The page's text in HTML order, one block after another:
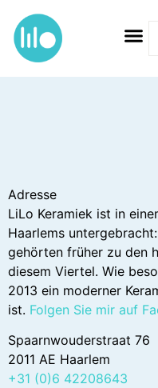
Adresse
LiLo Keramiek ist in
Haarlems
gehörten früher zu den
diesem Viertel. Wie
2013 ein moderner
ist. Folgen Sie mir auf
Spaarnwouderstraat 76
2011 AE Haarlem
+31 (0)6 42208643